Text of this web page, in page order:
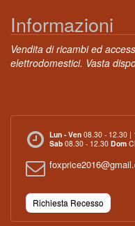
Informazioni
Vendita di ricambi ed
elettrodomestici. Vasta
Lun - Ven 08.30 - 12.30 |
Sab 08.30 - 12.30 Dom
Richiesta Recesso